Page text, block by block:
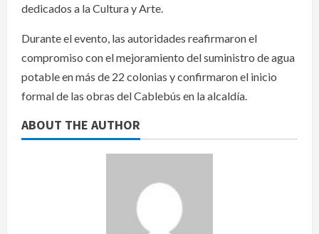
dedicados a la Cultura y Arte.
Durante el evento, las autoridades reafirmaron el
compromiso con el mejoramiento del suministro de agua
potable en más de 22 colonias y confirmaron el inicio
formal de las obras del Cablebús en la alcaldía.
ABOUT THE AUTHOR